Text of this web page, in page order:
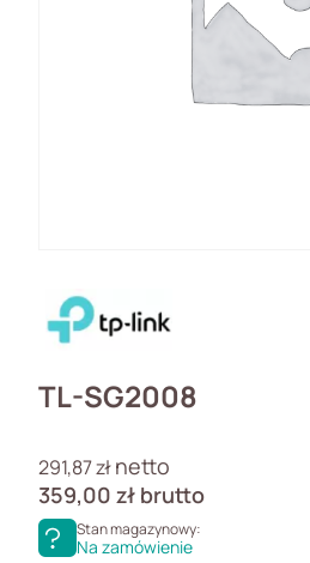
TL-SG2008
291,87złnetto
359,00 zł brutto
Stan magazynowy:
Na zamówienie